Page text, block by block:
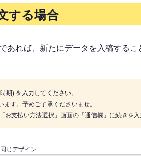
する場合
あれば、新たにデータを入稿する
期) を入力してください。
す。予めご了承くださいませ。
支払い方法選択」画面の「通信欄」に続きを入
じデザイン